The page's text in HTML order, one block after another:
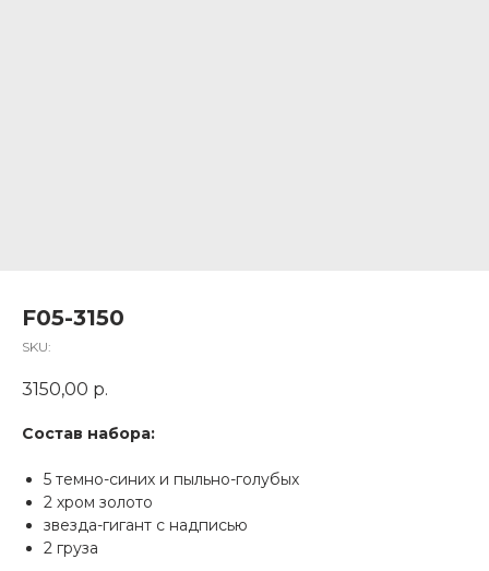
F05-3150
SKU:
3150,00 р.
Состав набора:
5 темно-синих и пыльно-голубых
2 хром золото
звезда-гигант с надписью
2 груза